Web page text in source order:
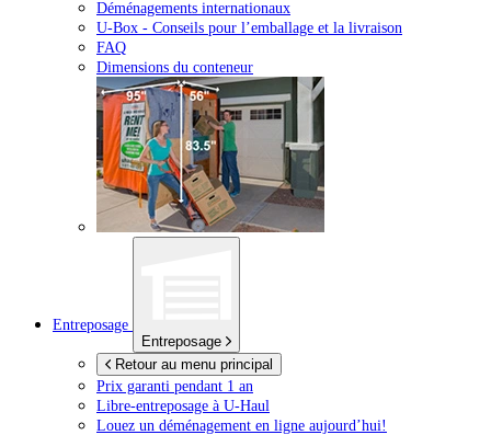
Déménagements internationaux
U-Box - Conseils pour l’emballage et la livraison
FAQ
Dimensions du conteneur
Entreposage
Entreposage
Retour au menu principal
Prix garanti pendant 1 an
Libre-entreposage à U-Haul
Louez un déménagement en ligne aujourd’hui!